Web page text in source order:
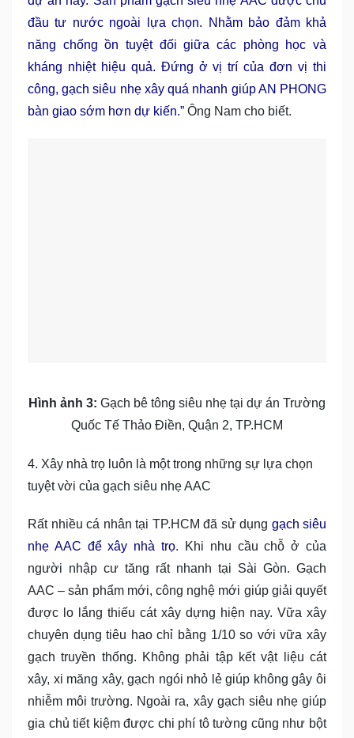
đầu tư nước ngoài lựa chọn. Nhằm bảo đảm khả
năng chống ồn tuyệt đối giữa các phòng học và
kháng nhiệt hiệu quả. Đứng ở vị trí của đơn vị thi
công, gạch siêu nhẹ xây quá nhanh giúp AN PHONG
bàn giao sớm hơn dự kiến.” Ông Nam cho biết.
Hình ảnh 3: Gạch bê tông siêu nhẹ tại dự án Trường
Quốc Tế Thảo Điền, Quận 2, TP.HCM
4. Xây nhà trọ luôn là một trong những sự lựa chọn
tuyệt vời của gạch siêu nhẹ AAC
Rất nhiều cá nhân tại TP.HCM đã sử dụng gạch siêu
nhẹ AAC để xây nhà trọ. Khi nhu cầu chỗ ở của
người nhập cư tăng rất nhanh tại Sài Gòn. Gạch
AAC – sản phẩm mới, công nghệ mới giúp giải quyết
được lo lắng thiếu cát xây dựng hiện nay. Vữa xây
chuyên dụng tiêu hao chỉ bằng 1/10 so với vữa xây
gạch truyền thống. Không phải tập kết vật liệu cát
xây, xi măng xây, gạch ngói nhỏ lẻ giúp không gây ôi
nhiễm môi trường. Ngoài ra, xây gạch siêu nhẹ giúp
gia chủ tiết kiệm được chi phí tô tường cũng như bột